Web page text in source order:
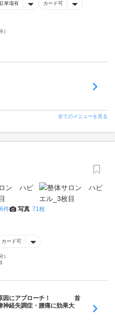
車場有 カード可
）
全てのメニューを見る
件 写真 71枚
カード可
）
で原因にアプローチ！ 首
神経失調症・腰痛に効果大